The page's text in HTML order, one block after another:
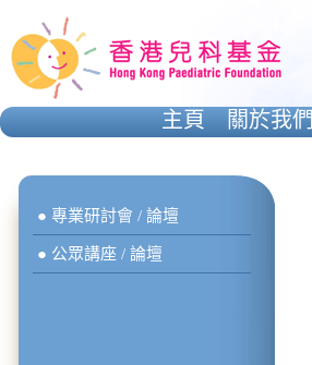
● 專業研討會 / 論壇
● 公眾講座 / 論壇
主頁 關於我們